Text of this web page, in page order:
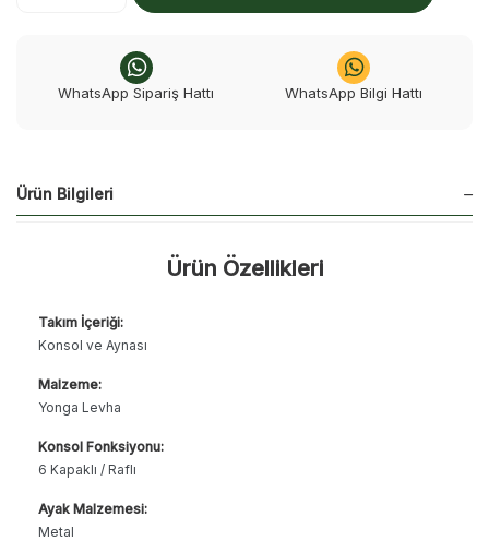
WhatsApp Sipariş Hattı WhatsApp Bilgi Hattı
Ürün Bilgileri
Ürün Özellikleri
Takım İçeriği:
Konsol ve Aynası
Malzeme:
Yonga Levha
Konsol Fonksiyonu:
6 Kapaklı / Raflı
Ayak Malzemesi:
Metal